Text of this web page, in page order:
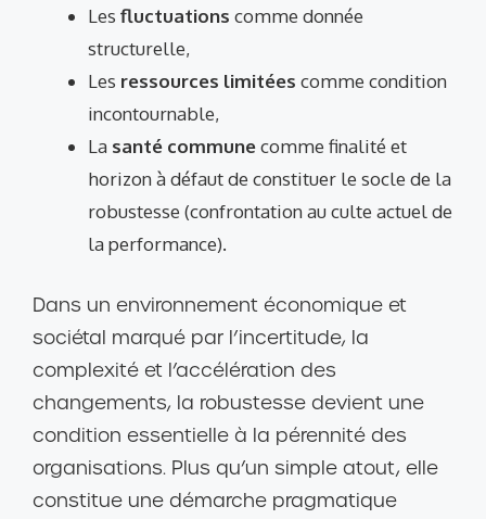
Les fluctuations comme donnée
structurelle,
Les ressources limitées comme condition
incontournable,
La santé communecomme finalité et
horizon à défaut de constituer le socle de la
robustesse (confrontation au culte actuel de
la performance).
Dans un environnement économique et
sociétal marqué par l’incertitude, la
complexité et l’accélération des
changements, la robustesse devient une
condition essentielle à la pérennité des
organisations. Plus qu’un simple atout, elle
constitue une démarche pragmatique